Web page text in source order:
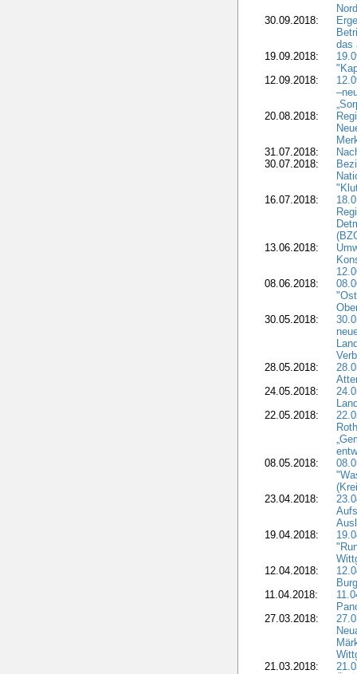
30.09.2018:
das
19.09.2018:
12.09.2018:
20.08.2018:
31.07.2018:
30.07.2018:
16.07.2018:
13.06.2018:
08.06.2018:
30.05.2018:
28.05.2018:
24.05.2018:
22.05.2018:
08.05.2018:
23.04.2018:
19.04.2018:
12.04.2018:
11.04.2018:
27.03.2018:
21.03.2018: